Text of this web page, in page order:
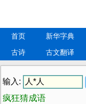
首页 新华字典
古诗
古文翻译
输入:
疯狂猜成语